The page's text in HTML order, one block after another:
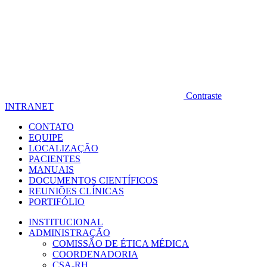
Contraste
INTRANET
CONTATO
EQUIPE
LOCALIZAÇÃO
PACIENTES
MANUAIS
DOCUMENTOS CIENTÍFICOS
REUNIÕES CLÍNICAS
PORTIFÓLIO
INSTITUCIONAL
ADMINISTRAÇÃO
COMISSÃO DE ÉTICA MÉDICA
COORDENADORIA
CSA-RH